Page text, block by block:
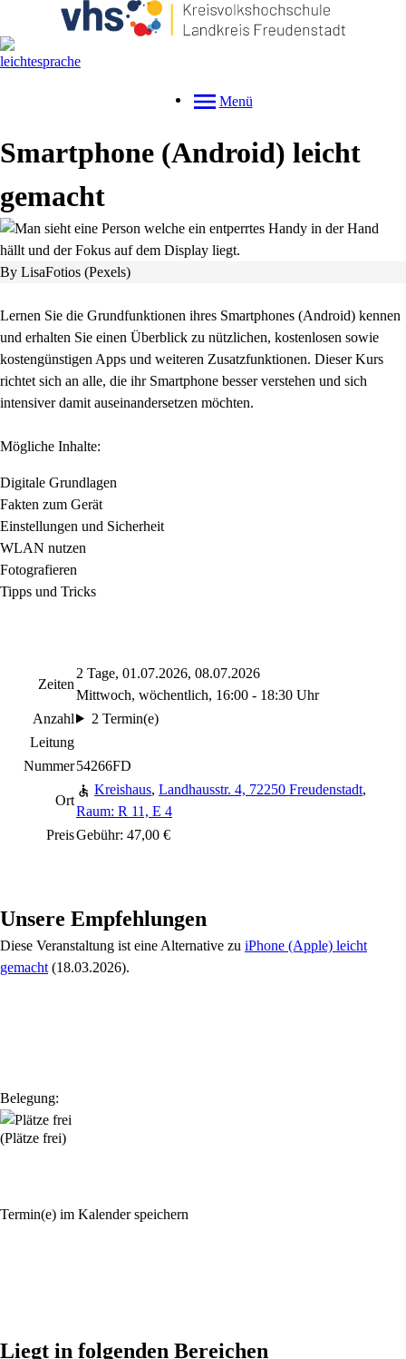
Menü
Smartphone (Android) leicht
gemacht
By LisaFotios (Pexels)
Lernen Sie die Grundfunktionen ihres Smartphones (Android) kennen
und erhalten Sie einen Überblick zu nützlichen, kostenlosen sowie
kostengünstigen Apps und weiteren Zusatzfunktionen. Dieser Kurs
richtet sich an alle, die ihr Smartphone besser verstehen und sich
intensiver damit auseinandersetzen möchten.
Mögliche Inhalte:
Digitale Grundlagen
Fakten zum Gerät
Einstellungen und Sicherheit
WLAN nutzen
Fotografieren
Tipps und Tricks
Zeiten
2 Tage, 01.07.2026, 08.07.2026
Mittwoch, wöchentlich, 16:00 - 18:30 Uhr
Anzahl
2 Termin(e)
Leitung
Nummer54266FD
Ort
Kreishaus, Landhausstr. 4, 72250 Freudenstadt,
Raum: R 11, E 4
PreisGebühr: 47,00 €
Unsere Empfehlungen
Diese Veranstaltung ist eine Alternative zu iPhone (Apple) leicht
gemacht (18.03.2026).
Belegung:
(Plätze frei)
Termin(e) im Kalender speichern
Liegt in folgenden Bereichen